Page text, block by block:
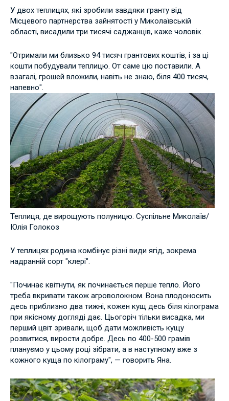
У двох теплицях, які зробили завдяки гранту від
Місцевого партнерства зайнятості у Миколаївській
області, висадили три тисячі саджанців, каже чоловік.
"Отримали ми близько 94 тисяч грантових коштів, і за ці
кошти побудували теплицю. От саме цю поставили. А
взагалі, грошей вложили, навіть не знаю, біля 400 тисяч,
напевно".
Теплиця, де вирощують полуницю. Суспільне Миколаїв/
Юлія Голокоз
У теплицях родина комбінує різні види ягід, зокрема
надранній сорт "клері".
"Починає квітнути, як починається перше тепло. Його
треба вкривати також агроволокном. Вона плодоносить
десь приблизно два тижні, кожен кущ десь біля кілограма
при якісному догляді дає. Цьогоріч тільки висадка, ми
перший цвіт зривали, щоб дати можливість кущу
розвитися, вирости добре. Десь по 400-500 грамів
плануємо у цьому році зібрати, а в наступному вже з
кожного куща по кілограму", — говорить Яна.